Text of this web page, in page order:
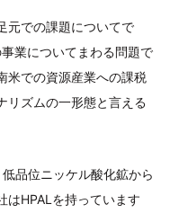
元での課題についてで
業についてまわる問題で
米での資源産業への課税
リズムの一形態と言える
品位ニッケル酸化鉱から
はHPALを持っています